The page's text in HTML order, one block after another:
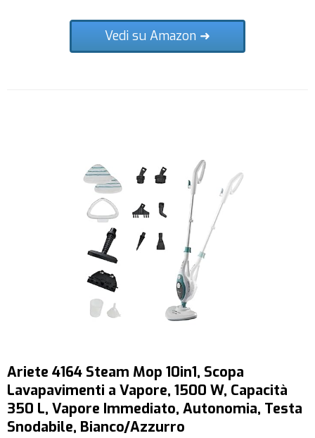
Vedi su Amazon ➜
Ariete 4164 Steam Mop 10in1, Scopa
Lavapavimenti a Vapore, 1500 W, Capacità
350 L, Vapore Immediato, Autonomia, Testa
Snodabile, Bianco/Azzurro